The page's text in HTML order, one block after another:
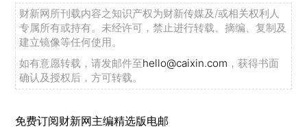
财新网所刊载内容之知识产权为财新传媒及/或相关权利人
专属所有或持有。未经许可，禁止进行转载、摘编、复制及
建立镜像等任何使用。
如有意愿转载，请发邮件至hello@caixin.com ，获得书面
确认及授权后，方可转载。
免费订阅财新网主编精选版电邮